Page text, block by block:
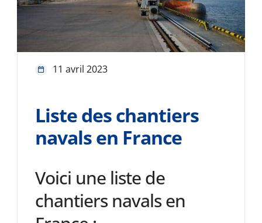
11 avril 2023
Liste des chantiers
navals en France
Voici une liste de
chantiers navals en